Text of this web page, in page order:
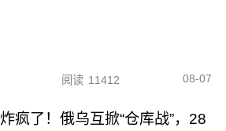
阅读 11412 08-07
炸疯了！俄乌互掀“仓库战”，28